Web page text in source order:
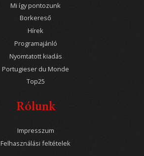
Mi így pontozunk
Borkereső
Hírek
Programajánló
Nyomtatott kiadás
Portugieser du Monde
Top25
Rólunk
Impresszum
Felhasználási feltételek